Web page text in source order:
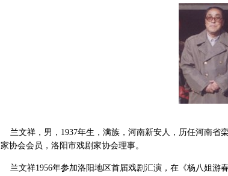
兰文祥，男，1937年生，满族，河南新安人，历任河南省
家协会会员，洛阳市戏剧家协会理事。
兰文祥1956年参加洛阳地区首届戏剧汇演，在《杨八姐游